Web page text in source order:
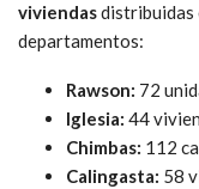
viviendasdistribuidas
departamentos:
Rawson: 72
Iglesia: 44
Chimbas: 112
Calingasta: 58